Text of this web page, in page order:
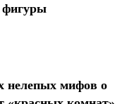
фигуры
нелепых мифов о